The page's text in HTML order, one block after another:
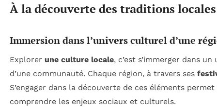
À la découverte des traditions locales
Immersion dans l’univers culturel d’une
Explorer une culture locale, c’est s’immerger dans
d’une communauté. Chaque région, à travers ses
S’engager dans la découverte de ces éléments
comprendre les enjeux sociaux et culturels.